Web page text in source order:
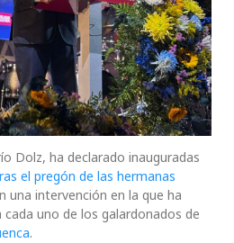
Dolz, ha declarado inauguradas
ras el pregón de las hermanas
una intervención en la que ha
uno de los galardonados de
.